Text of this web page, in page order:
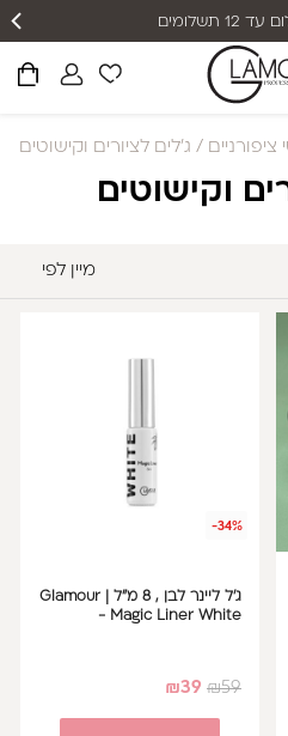
תשלומים
ציפורניים / ג'לים לציורים וקישוטים
וקישוטים
מיין לפי
-34%
ג'ל ליינר לבן , 8 מ"ל | Glamour
- Magic Liner White
₪59
₪39